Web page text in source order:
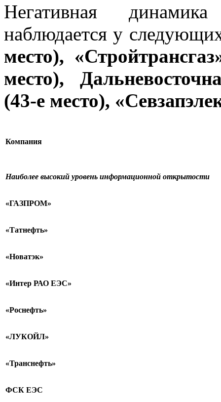
Негативная
наблюдается у
место),
место),
(43-е место),
Компания
Наиболее высокий уровень информационной открытости
«ГАЗПРОМ»
«Татнефть»
«Новатэк»
«Интер РАО ЕЭС»
«Роснефть»
«ЛУКОЙЛ»
«Транснефть»
ФСК ЕЭС